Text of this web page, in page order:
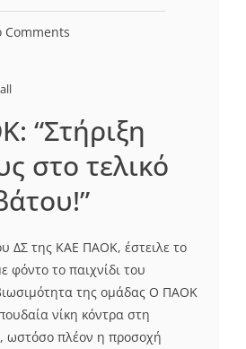
Comments
“Στήριξη
στο τελικό
ΔΣ της ΚΑΕ ΠΑΟΚ, έστειλε το
φόντο το παιχνίδι του
της ομάδας Ο ΠΑΟΚ
νίκη κόντρα στη
ωστόσο πλέον η προσοχή